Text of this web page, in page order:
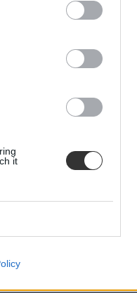
it
összege sem egységes.
intézményekben.
érinthet a
– számolt be
Többek között